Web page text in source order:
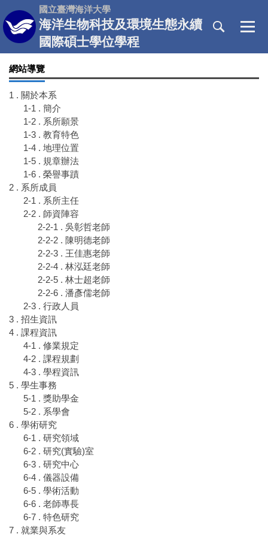
跳
到
主
容
國立臺灣海洋大學
海洋生物科技及環境生態永續
國際碩士學位學程
網站導覽
1 . 關於本系
1-1 . 簡介
1-2 . 系所願景
1-3 . 教育特色
1-4 . 地理位置
1-5 . 規章辦法
1-6 . 榮譽事蹟
2 . 系所成員
2-1 . 系所主任
2-2 . 師資陣容
2-2-1 . 吳彰哲老師
2-2-2 . 陳明德老師
2-2-3 . 王佳惠老師
2-2-4 . 林泓廷老師
2-2-5 . 林士超老師
2-2-6 . 潘彥儒老師
2-3 . 行政人員
3 . 招生資訊
4 . 課程資訊
4-1 . 修業規定
4-2 . 課程規劃
4-3 . 學程資訊
5 . 學生事務
5-1 . 獎助學金
5-2 . 系學會
6 . 學術研究
6-1 . 研究領域
6-2 . 研究(實驗)室
6-3 . 研究中心
6-4 . 儀器設備
6-5 . 學術活動
6-6 . 老師專長
6-7 . 特色研究
7 . 就業與系友